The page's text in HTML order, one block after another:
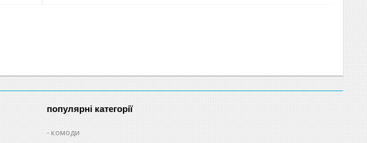
популярні категорії
комоди